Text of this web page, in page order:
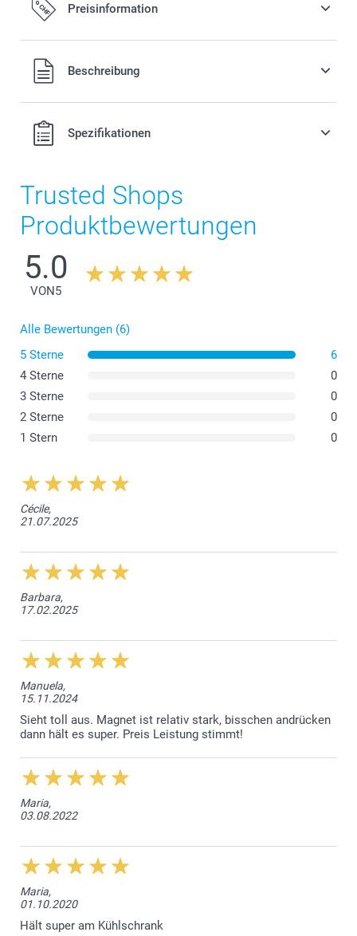
Preisinformation
Alle Preise verstehen sich in Schweizer Franken (CHF) inkl.
MwSt. und zzgl. Versandkosten.
Beschreibung
Spezifikationen
Trusted Shops
Produktbewertungen
5.0
VON5
Alle Bewertungen (6)
5 Sterne
6
4 Sterne
0
3 Sterne
0
2 Sterne
0
1 Stern
0
Cécile,
21.07.2025
Barbara,
17.02.2025
Manuela,
15.11.2024
Sieht toll aus. Magnet ist relativ stark, bisschen andrücken
dann hält es super. Preis Leistung stimmt!
Maria,
03.08.2022
Maria,
01.10.2020
Hält super am Kühlschrank